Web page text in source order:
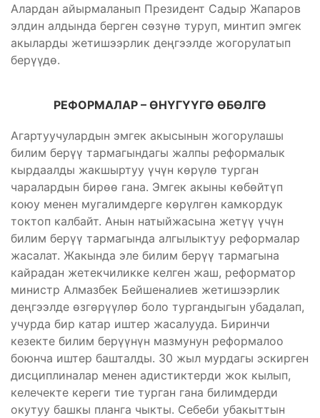
Алардан айырмаланып Президент Садыр Жапаров
элдин алдында берген сөзүнө туруп, минтип эмгек
акыларды жетишээрлик деңгээлде жогорулатып
берүүдө.
РЕФОРМАЛАР – ӨНҮГҮҮГӨ ӨБӨЛГӨ
Агартуучулардын эмгек акысынын жогорулашы
билим берүү тармагындагы жалпы реформалык
кырдаалды жакшыртуу үчүн көрүлө турган
чаралардын бирөө гана. Эмгек акыны көбөйтүп
коюу менен мугалимдерге көрүлгөн камкордук
токтоп калбайт. Анын натыйжасына жетүү үчүн
билим берүү тармагында алгылыктуу реформалар
жасалат. Жакында эле билим берүү тармагына
кайрадан жетекчиликке келген жаш, реформатор
министр Алмазбек Бейшеналиев жетишээрлик
деңгээлде өзгөрүүлөр боло тургандыгын убадалап,
учурда бир катар иштер жасалууда. Биринчи
кезекте билим берүүнүн мазмунун реформалоо
боюнча иштер башталды. 30 жыл мурдагы эскирген
дисциплиналар менен адистиктерди жок кылып,
келечекте кереги тие турган гана билимдерди
окутуу башкы планга чыкты. Себеби убакыттын